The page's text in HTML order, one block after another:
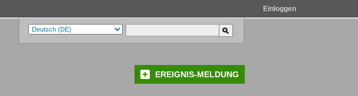
Einloggen
EREIGNIS-MELDUNG